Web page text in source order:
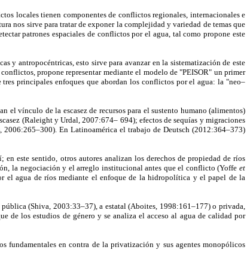
locales tienen componentes de conflictos regionales, internacionales e
nos sirve para tratar de exponer la complejidad y variedad de temas que
patrones espaciales de conflictos por el agua, tal como propone este
y antropocéntricas, esto sirve para avanzar en la sistematización de este
propone representar mediante el modelo de "PEISOR" un primer
principales enfoques que abordan los conflictos por el agua: la "neo–
vínculo de la escasez de recursos para el sustento humano (alimentos)
(Raleight y Urdal, 2007:674– 694); efectos de sequías y migraciones
En Latinoamérica el trabajo de Deutsch (2012:364–373)
este sentido, otros autores analizan los derechos de propiedad de ríos
la negociación y el arreglo institucional antes que el conflicto (Yoffeet
agua de ríos mediante el enfoque de la hidropolítica y el papel de la
(Shiva, 2003:33–37), a estatal (Aboites, 1998:161–177) o privada,
de los estudios de género y se analiza el acceso al agua de calidad por
fundamentales en contra de la privatización y sus agentes monopólicos